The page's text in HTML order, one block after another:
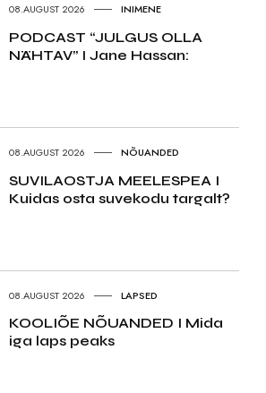
08.AUGUST 2026 INIMENE
PODCAST “JULGUS OLLA
NÄHTAV” I Jane Hassan:
08.AUGUST 2026 NÕUANDED
SUVILAOSTJA MEELESPEA I
Kuidas osta suvekodu targalt?
08.AUGUST 2026 LAPSED
KOOLIÕE NÕUANDED I Mida
iga laps peaks